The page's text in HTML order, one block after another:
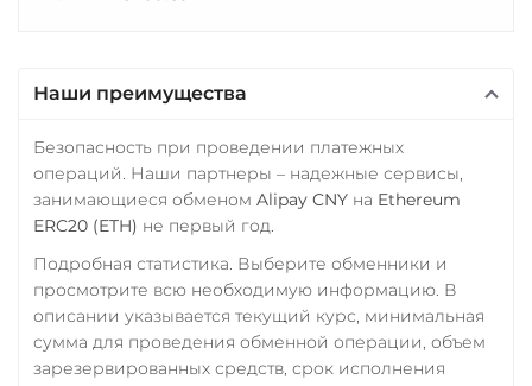
Tornado Cash (TORN)
TrueUSD (TUSD)
ERC20 TRC20 BEP
TRUMP
Trust Wallet Token (TWT)
Uniswap (UNI)
Наши преимущества
Безопасность при проведении платежных
операций. Наши партнеры – надежные сервисы,
занимающиеся обменом Alipay CNY на Ethereum
ERC20 (ETH) не первый год.
Подробная статистика. Выберите обменники и
просмотрите всю необходимую информацию. В
описании указывается текущий курс, минимальная
сумма для проведения обменной операции, объем
зарезервированных средств, срок исполнения